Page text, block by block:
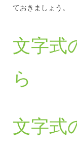
ておきましょう。
文字式
ら
文字